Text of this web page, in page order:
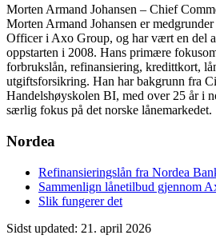
Morten Armand Johansen – Chief
Morten Armand Johansen er
Officer i Axo Group, og har vært en del
oppstarten i 2008. Hans primære
forbrukslån, refinansiering, kredittkort,
utgiftsforsikring. Han har bakgrunn fra
Handelshøyskolen BI, med over 25 år i
særlig fokus på det norske lånemarkedet.
Nordea
Refinansieringslån fra Nordea
Sammenlign lånetilbud gjennom
Slik fungerer det
Sidst updated: 21. april 2026